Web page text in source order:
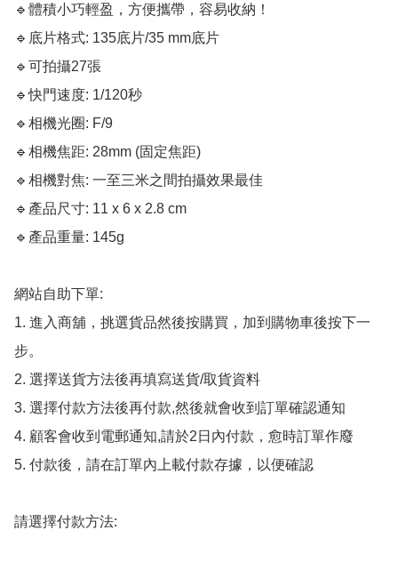
🔹體積小巧輕盈，方便攜帶，容易收納！
🔹底片格式: 135底片/35 mm底片
🔹可拍攝27張
🔹快門速度: 1/120秒
🔹相機光圈: F/9
🔹相機焦距: 28mm (固定焦距)
🔹相機對焦: 一至三米之間拍攝效果最佳
🔹產品尺寸: 11 x 6 x 2.8 cm
🔹產品重量: 145g
網站自助下單:
1. 進入商舖，挑選貨品然後按購買，加到購物車後按下一
步。
2. 選擇送貨方法後再填寫送貨/取貨資料
3. 選擇付款方法後再付款,然後就會收到訂單確認通知
4. 顧客會收到電郵通知,請於2日內付款，愈時訂單作廢
5. 付款後，請在訂單內上載付款存據，以便確認
請選擇付款方法: